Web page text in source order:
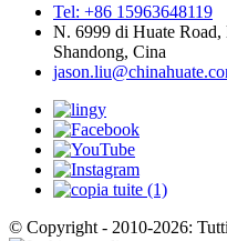
Tel: +86 15963648119
N. 6999 di Huate
Shandong, Cina
© Copyright - 2010-2026: